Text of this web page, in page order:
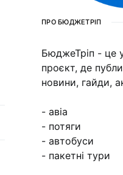
ПРО БЮДЖЕТРІП
БюджеТріп - це
проєкт, де
новини, гайди,
- авіа
- потяги
- автобуси
- пакетні тури